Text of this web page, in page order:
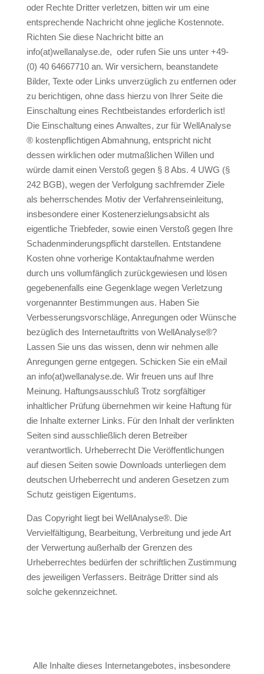
oder Rechte Dritter verletzen, bitten wir um eine
entsprechende Nachricht ohne jegliche Kostennote.
Richten Sie diese Nachricht bitte an
info(at)wellanalyse.de, oder rufen Sie uns unter +49-
(0) 40 64667710 an. Wir versichern, beanstandete
Bilder, Texte oder Links unverzüglich zu entfernen oder
zu berichtigen, ohne dass hierzu von Ihrer Seite die
Einschaltung eines Rechtbeistandes erforderlich ist!
Die Einschaltung eines Anwaltes, zur für WellAnalyse
® kostenpflichtigen Abmahnung, entspricht nicht
dessen wirklichen oder mutmaßlichen Willen und
würde damit einen Verstoß gegen § 8 Abs. 4 UWG (§
242 BGB), wegen der Verfolgung sachfremder Ziele
als beherrschendes Motiv der Verfahrenseinleitung,
insbesondere einer Kostenerzielungsabsicht als
eigentliche Triebfeder, sowie einen Verstoß gegen Ihre
Schadenminderungspflicht darstellen. Entstandene
Kosten ohne vorherige Kontaktaufnahme werden
durch uns vollumfänglich zurückgewiesen und lösen
gegebenenfalls eine Gegenklage wegen Verletzung
vorgenannter Bestimmungen aus. Haben Sie
Verbesserungsvorschläge, Anregungen oder Wünsche
bezüglich des Internetauftritts von WellAnalyse®?
Lassen Sie uns das wissen, denn wir nehmen alle
Anregungen gerne entgegen. Schicken Sie ein eMail
an info(at)wellanalyse.de. Wir freuen uns auf Ihre
Meinung. Haftungsausschluß Trotz sorgfältiger
inhaltlicher Prüfung übernehmen wir keine Haftung für
die Inhalte externer Links. Für den Inhalt der verlinkten
Seiten sind ausschließlich deren Betreiber
verantwortlich. Urheberrecht Die Veröffentlichungen
auf diesen Seiten sowie Downloads unterliegen dem
deutschen Urheberrecht und anderen Gesetzen zum
Schutz geistigen Eigentums.
Das Copyright liegt bei WellAnalyse®. Die
Vervielfältigung, Bearbeitung, Verbreitung und jede Art
der Verwertung außerhalb der Grenzen des
Urheberrechtes bedürfen der schriftlichen Zustimmung
des jeweiligen Verfassers. Beiträge Dritter sind als
solche gekennzeichnet.
Alle Inhalte dieses Internetangebotes, insbesondere